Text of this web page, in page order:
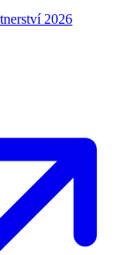
2026